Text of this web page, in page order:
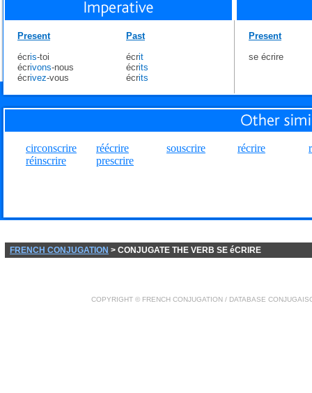
Present
écris-toi
écrivons-nous
écrivez-vous
Past
écrit
écrits
écrits
Present
se écrire
circonscrire
réinscrire
réécrire
prescrire
souscrire récrire
FRENCH CONJUGATION > CONJUGATE THE VERB SE éCRIRE
COPYRIGHT © FRENCH CONJUGATION / DATABASE